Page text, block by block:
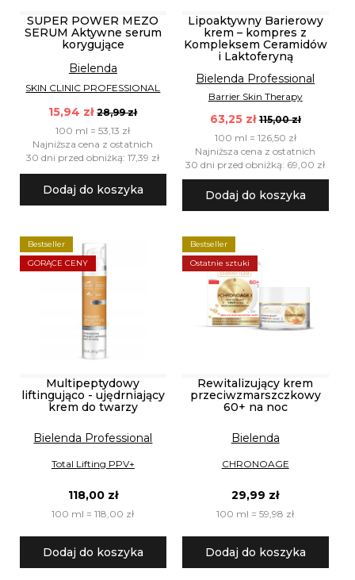
SUPER POWER MEZO
SERUM Aktywne serum
korygujące
Bielenda
SKIN CLINIC PROFESSIONAL
15,94 zł 28,99 zł
100 ml = 53,13 zł
Najniższa cena z ostatnich
30 dni przed obniżką: 17,39 zł
Dodaj do koszyka
Lipoaktywny Barierowy
krem – kompres z
Kompleksem Ceramidów
i Laktoferyną
Bielenda Professional
Barrier Skin Therapy
63,25 zł 115,00 zł
100 ml = 126,50 zł
Najniższa cena z ostatnich
30 dni przed obniżką: 69,00 zł
Dodaj do koszyka
Bestseller
GORĄCE CENY
Multipeptydowy
liftingująco - ujędrniający
krem do twarzy
Bielenda Professional
Total Lifting PPV+
118,00 zł
100 ml = 118,00 zł
Dodaj do koszyka
Bestseller
Ostatnie sztuki
Rewitalizujący krem
przeciwzmarszczkowy
60+ na noc
Bielenda
CHRONOAGE
29,99 zł
100 ml = 59,98 zł
Dodaj do koszyka